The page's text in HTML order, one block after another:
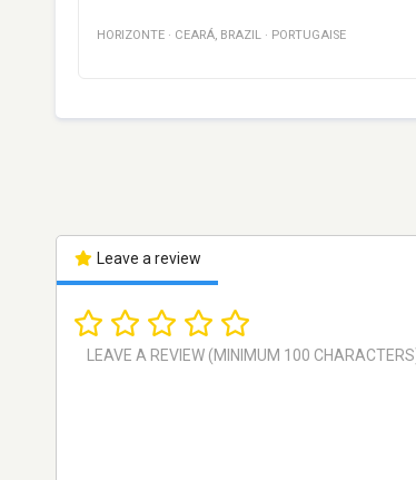
HORIZONTE · CEARÁ, BRAZIL · PORTUGAISE
Leave a review